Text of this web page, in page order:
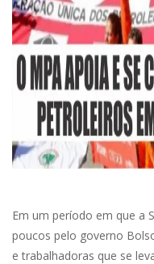
Em um período em que a
poucos pelo governo
e trabalhadoras que se